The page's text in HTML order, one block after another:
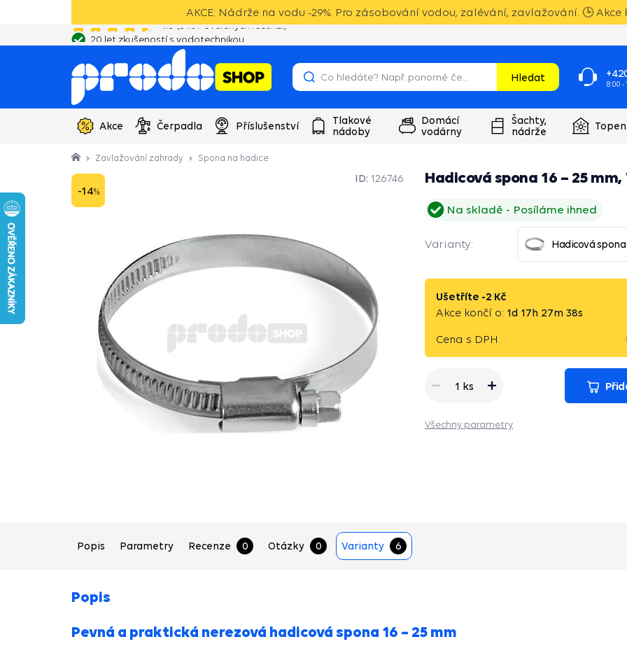
AKCE: Nádrže na vodu -29%. Pro zásobování vodou, zalévání, zavlažování. 🕒 Akce
20 let zkušeností s vodotechnikou
Hledat
8:00 -
Akce Čerpadla Příslušenství
Tlakové
nádoby
Domácí
vodárny
Šachty,
nádrže
Zavlažování zahrady Spona na hadice
-14%
Hadicová spona 16 – 25
ID: 126746
Na skladě Posíláme ihned
Varianty: Hadicová spona
Ušetříte -2 Kč
Akce končí o: 1d 17h 27m 37s
Cena s DPH
1 ks
Všechny parametry
Popis Parametry Recenze 0 Otázky 0 Varianty 6
Popis
Pevná a praktická nerezová hadicová spona 16 – 25 mm